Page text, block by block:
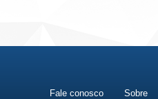
Fale conosco Sobre